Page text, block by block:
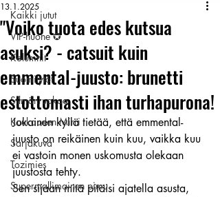
Kaikki jutut
VIP-huone ✪
Kolumnit
Suomitytöt
Silmänruokaa
Kuukauden Mirri
Sarjakuva
Tozimies
Supermallimainen pimu
"Voiko tuota edes kutsua
asuksi? - catsuit kuin
emmental-juusto: brunetti
estottomasti ihan turhapurona!
13.1.2025
Jokainen kyllä tietää, että emmental-
juusto on reikäinen kuin kuu, vaikka kuu
ei vastoin monen uskomusta olekaan
juustosta tehty.
Sen sijaan mitä pitäisi ajatella asusta,